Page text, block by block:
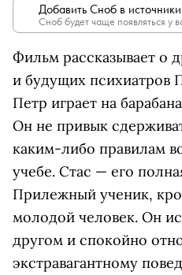
Добавить Сноб в
Сноб будет чаще появляться у
Фильм рассказывает о
и будущих психиатров
Петр играет на
Он не привык
каким-либо правилам
учебе. Стас — его
Прилежный ученик,
молодой человек. Он
другом и спокойно
экстравагантному